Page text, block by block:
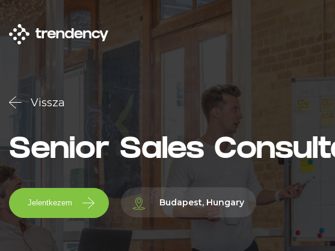
Vissza
Senior Sales
Jelentkezem Budapest, Hungary